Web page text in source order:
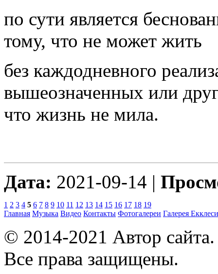
по сути является
тому, что не может жить
без каждодневного
вышеозначенных или
что жизнь не мила.
Дата: 2021-09-14 |
1 2 3 4 5 6 7 8 9 10 11 12 13 14 15 16 17 18 19
Главная Музыка Видео Контакты Фотогалереи Галерея
© 2014-2021 Автор
Все права защищены.